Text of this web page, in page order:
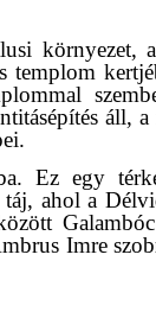
környezet,
templom
áll,
Ez egy
táj, ahol a
Imre